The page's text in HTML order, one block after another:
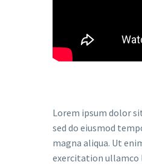
Lorem ipsum dolor
sed do eiusmod
magna aliqua. Ut
exercitation ullamco